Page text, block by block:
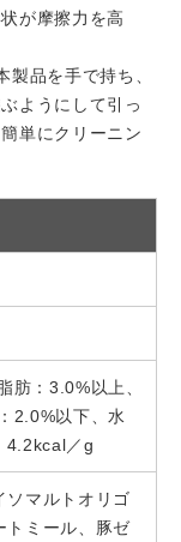
が摩擦力を高
品を手で持ち、
ようにして引っ
単にクリーニン
肪：3.0%以上、
2.0%以下、水
4.2kcal／g
ソマルトオリゴ
トミール、豚ゼ